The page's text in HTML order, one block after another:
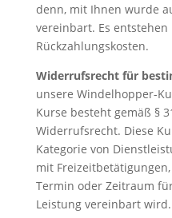
denn, mit Ihnen wurde
vereinbart. Es entstehen
Rückzahlungskosten.
Widerrufsrecht für
unsere Windelhopper-
Kurse besteht gemäß §
Widerrufsrecht. Diese
Kategorie von
mit
Termin oder Zeitraum
Leistung vereinbart